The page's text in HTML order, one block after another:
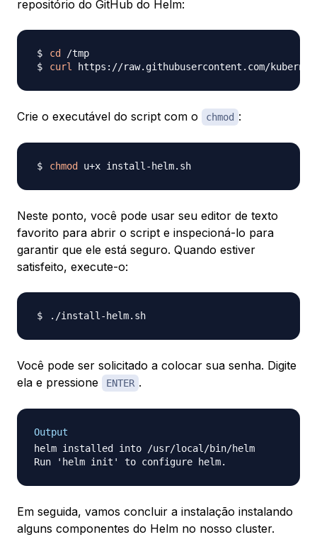
repositório do GitHub do Helm:
cd
curl https://raw.githubusercontent.com/
Crie o executável do script com o chmod :
chmod
Neste ponto, você pode usar seu editor de texto
favorito para abrir o script e inspecioná-lo para
garantir que ele está seguro. Quando estiver
satisfeito, execute-o:
Você pode ser solicitado a colocar sua senha. Digite
ela e pressione
ENTER .
Output
helm installed into /usr/local/bin/helm
Em seguida, vamos concluir a instalação instalando
alguns componentes do Helm no nosso cluster.